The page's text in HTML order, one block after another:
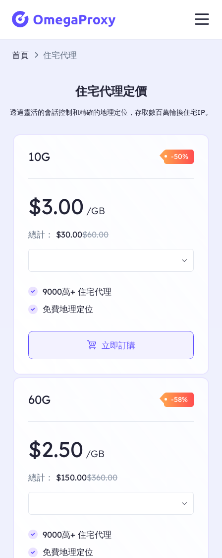
首頁 住宅代理
住宅代理定價
透過靈活的會話控制和精確的地理定位，存取數百萬輪換住宅IP。
10G -50%
$3.00 /GB
總計： $30.00$60.00
9000萬+ 住宅代理
免費地理定位
立即訂購
60G -58%
$2.50 /GB
總計： $150.00$360.00
9000萬+ 住宅代理
免費地理定位